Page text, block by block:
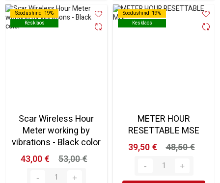
Soodushind -19%
Kesklaos
Soodushind -19%
Kesklaos
Scar Wireless Hour
Meter working by
vibrations - Black color
43,00 €
53,00 €
Soodushind -19%
Kesklaos
Soodushind -19%
Kesklaos
METER HOUR
RESETTABLE MSE
39,50 €
48,50 €